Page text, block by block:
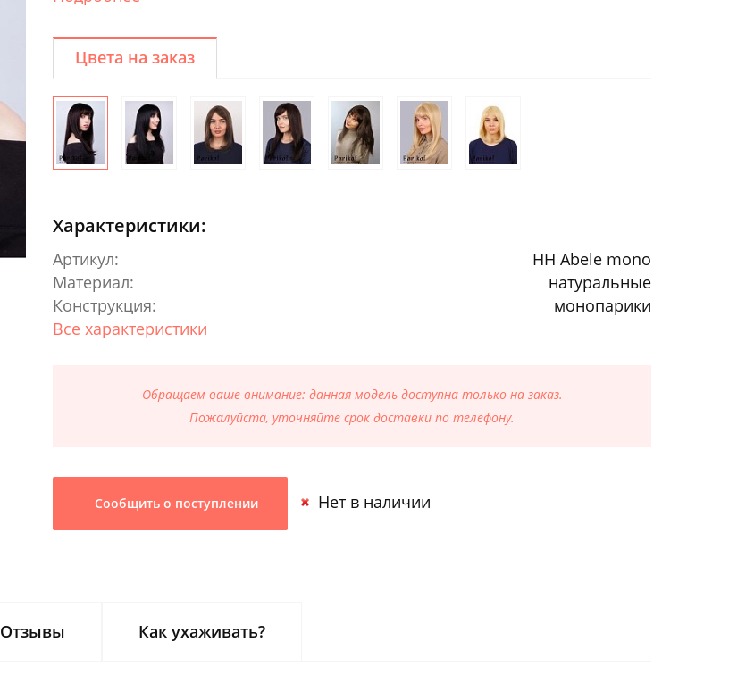
Цвета на заказ
Характеристики:
Артикул:
HH Abele mono
Материал:
натуральные
Конструкция:
монопарики
Все характеристики
Обращаем ваше внимание: данная модель доступна только на заказ.
Пожалуйста, уточняйте срок доставки по телефону.
Сообщить о поступлении Нет в наличии
Отзывы Как ухаживать?